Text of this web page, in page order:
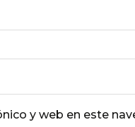
y web en este